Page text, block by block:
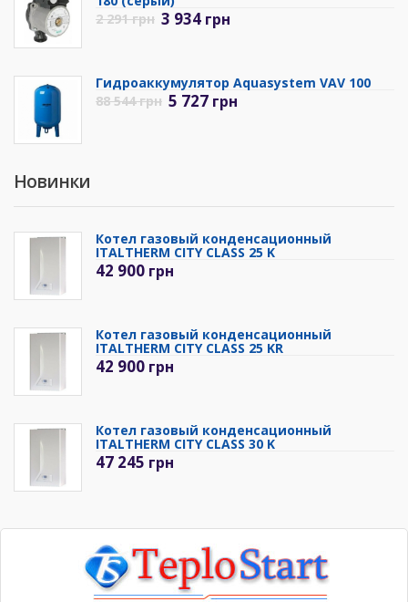
2 291грн 3 934 грн
Гидроаккумулятор Aquasystem VAV 100
88 544грн 5 727 грн
Новинки
Котел газовый конденсационный
ITALTHERM CITY CLASS 25 K
42 900 грн
Котел газовый конденсационный
ITALTHERM CITY CLASS 25 KR
42 900 грн
Котел газовый конденсационный
ITALTHERM CITY CLASS 30 K
47 245 грн